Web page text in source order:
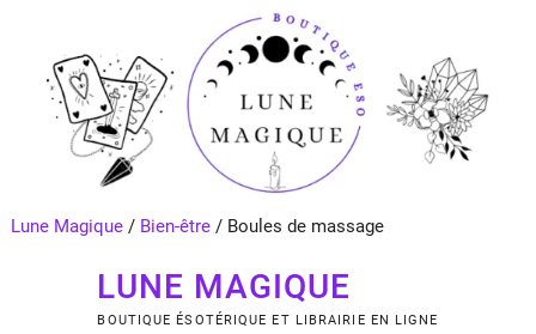
content
Lune Magique/ Bien-être/ Boules de massage
LUNE MAGIQUE
BOUTIQUE ÉSOTÉRIQUE ET LIBRAIRIE EN LIGNE